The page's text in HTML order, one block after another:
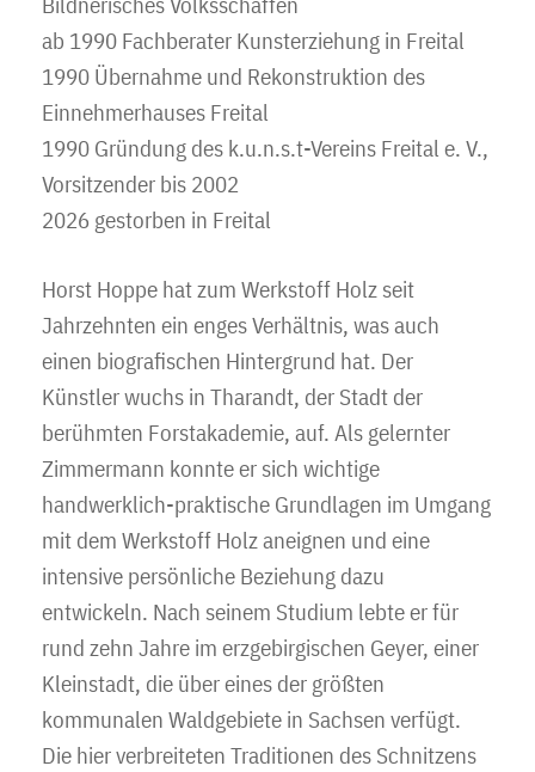
ab 1990 Fachberater Kunsterziehung in Freital
1990 Übernahme und Rekonstruktion des
Einnehmerhauses Freital
1990 Gründung des k.u.n.s.t-Vereins Freital e. V.,
Vorsitzender bis 2002
2026 gestorben in Freital
Horst Hoppe hat zum Werkstoff Holz seit
Jahrzehnten ein enges Verhältnis, was auch
einen biografischen Hintergrund hat. Der
Künstler wuchs in Tharandt, der Stadt der
berühmten Forstakademie, auf. Als gelernter
Zimmermann konnte er sich wichtige
handwerklich-praktische Grundlagen im Umgang
mit dem Werkstoff Holz aneignen und eine
intensive persönliche Beziehung dazu
entwickeln. Nach seinem Studium lebte er für
rund zehn Jahre im erzgebirgischen Geyer, einer
Kleinstadt, die über eines der größten
kommunalen Waldgebiete in Sachsen verfügt.
Die hier verbreiteten Traditionen des Schnitzens